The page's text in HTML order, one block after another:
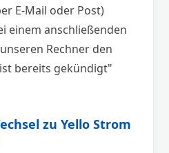
E-Mail oder Post)
einem anschließenden
Rechner den
bereits gekündigt"
zu Yello Strom